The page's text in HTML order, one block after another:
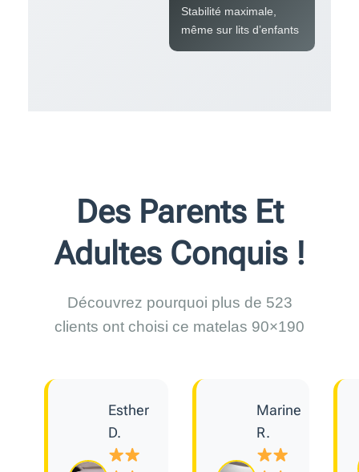
Stabilité maximale,
même sur lits d’enfants
Des Parents Et
Adultes Conquis !
Découvrez pourquoi plus de 523
clients ont choisi ce matelas 90×190
Esther
D.
Marine
R.